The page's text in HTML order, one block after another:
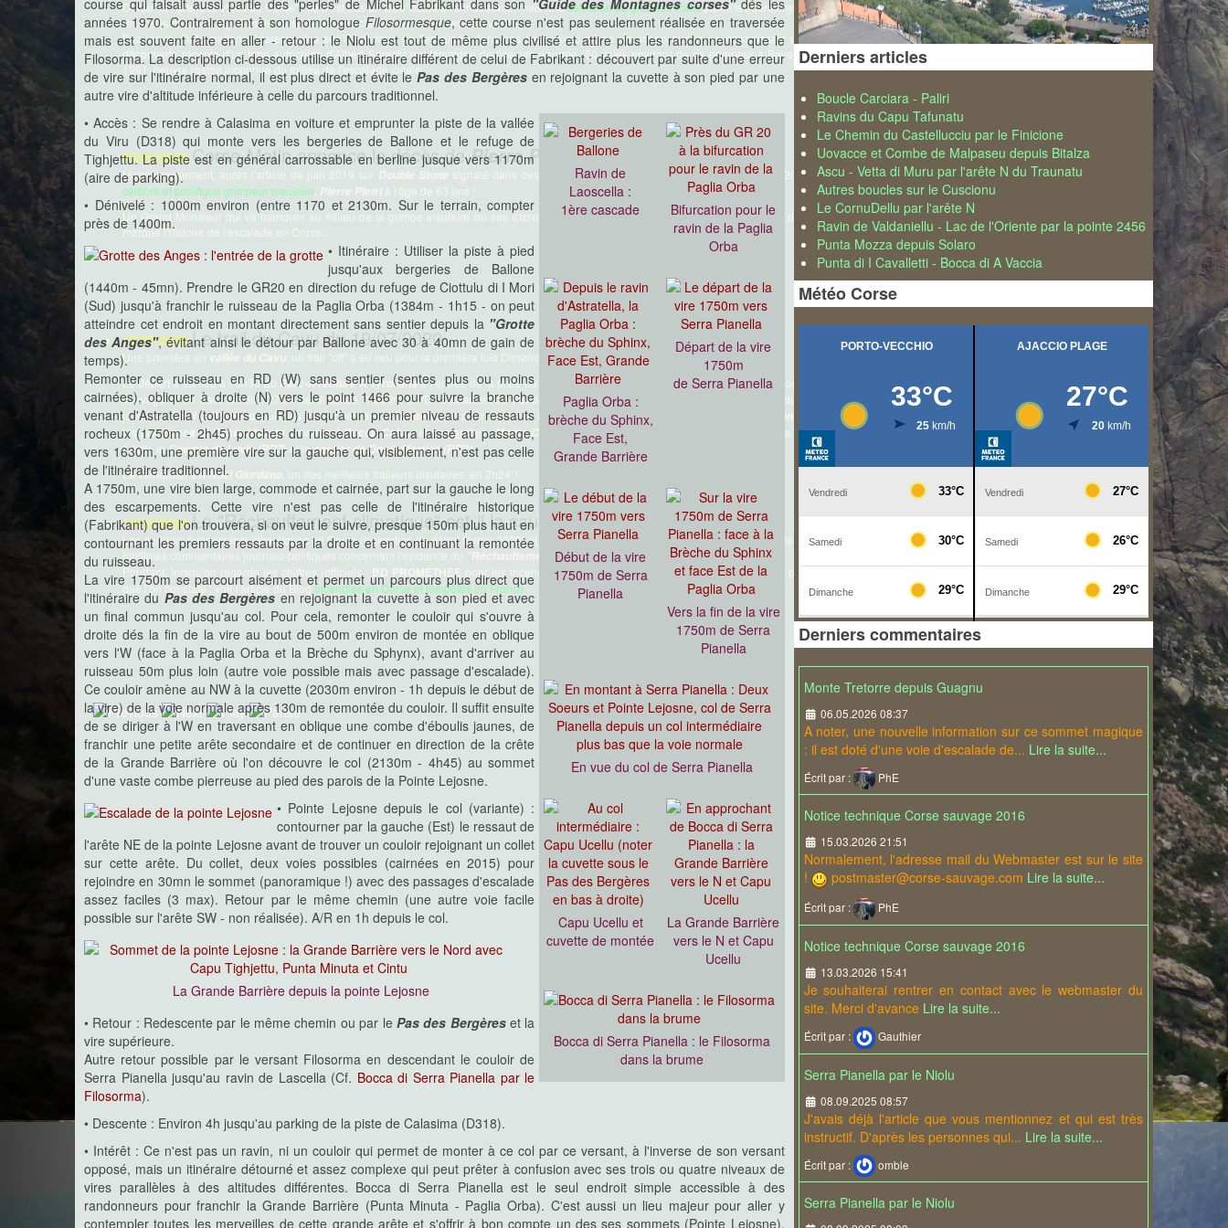
Corse" et "Grandes voies de Corse" : ce n'est pas un topo visant à l'exhaustivité, mais unesélection de grandes voiesparmi les centaines d'itinéraires
recensés dans les aiguilles du massif avec des classiques et des redécouvertes.
Beaucoup d'informations intéressantes sur l'historique de l'escalade dans ces lieux, avec même un scoop que je ne connaissais pas que cette
découverte récente d'un topo autrichien d'Albert Sprecht qui témoigne de l'oeuvre énorme (80 voies environ) de ce grimpeur à Bavella de 1986 à
1991, oeuvre restée inconnue du milieu de l'escalade locale.
05/09/2020Corse-Matin annonce le décès dePierre Pietri , alias "Double Stone"
Malheureusement, après l'article de juin 2019 sur Double Stone signalé dans ces news, Corse-Matin annonce ce 5 septembre 2020 le
décès du
célèbre et prolifique grimpeur insulaire Pierre Pietrià l'âge de 63 ans !
Un Grand Monsieur qui va manquer au milieu de la grimpe insulaire ou ses explorations, son inventivité et ses centaines de voies d'escalade ont
marqué l'histoire de l'escalade en Corse...
19/07/2020Le trail du Cavu du 19/07/2020
Une première en vallée du Cavu , un trail "off" a eu lieu pour la première fois Dimanche 19 juillet 2020 !
Le départ a eu lieu à 06h30 au Parc-Aventure A Tyrolianaà l'entrée de la piste du Cavu et a réuni une soixantaine de concurrents pour une boucle
sauvage et un tracé inédit : 27km de distance, 1.800m D+/D- démarrant auParc-Aventure A Tyroliana , longeant les deux rives du Cavu ( PR3)
jusqu'auPonti di Marionu, puis les deux rives de laSainte-Luciepour rejoindre lepont de Figa, remontant le
Chemin du Finicione RG (HR11)
jusqu'àBocca di Castedducciu, traversantBocca Calva(etson arche) -Monte Calva , puis redescendant au Parc-Aventure par les bergeries de
Luviu, leChemin de Luviu (PR7) et lesentier de Denis/Martine (PR2).
Le vainqueur estNoël Giordano , un des meilleurs traileurs insulaires, en 2h24' !
19/02/2020Le "Réchauffement climatique" est-il la cause de TOUT ?
Les derniers événements climatiques en Corse (incendies de début février 2020) et en France (tempête Ciara et autres) ont encore été l'occasion de
multiples commentaires journalo-politiques concernant l'évidence du "Réchauffement climatique"derrière tout cela...
Pourtant, lorsqu'on regarde les chiffres (officiels : BD PROMETHEE pour les incendies etMétéo Francepour les tempêtes, ce n'est pas du tout ce
que l'on constate : voir l'article du BlogIncendies en Corse et tempêtes en France
course qui faisait aussi partie des "perles" de Michel Fabrikant dans son"Guide des Montagnes corses"dés les
années 1970. Contrairement à son homologueFilosormesque, cette course n'est pas seulement réalisée en traversée
mais est souvent faite en aller - retour : le Niolu est tout de même plus civilisé et attire plus les randonneurs que le
Filosorma. La description ci-dessous utilise un itinéraire différent de celui de Fabrikant : découvert par suite d'une erreur
de vire sur l'itinéraire normal, il est plus direct et évite lePas des Bergèresen rejoignant la cuvette à son pied par une
autre vire d'altitude inférieure à celle du parcours traditionnel.
Ravin de
Laoscella :
1ère cascade
Bifurcation pour le
ravin de la Paglia
Orba
Paglia Orba :
brèche du Sphinx,
Face Est,
Grande Barrière
Départ de la vire
1750m
de Serra Pianella
Début de la vire
1750m de Serra
Pianella
Vers la fin de la vire
1750m de Serra
Pianella
En vue du col de Serra Pianella
Capu Ucellu et
cuvette de montée
La Grande Barrière
vers le N et Capu
Ucellu
Bocca di Serra Pianella : le Filosorma
dans la brume
• Accès : Se rendre à Calasima en voiture et emprunter la piste de la vallée
du Viru (D318) qui monte vers les bergeries de Ballone et le refuge de
Tighjettu. La piste est en général carrossable en berline jusque vers 1170m
(aire de parking).
• Dénivelé : 1000m environ (entre 1170 et 2130m. Sur le terrain, compter
près de 1400m.
• Itinéraire : Utiliser la piste à pied
jusqu'aux bergeries de Ballone
(1440m - 45mn). Prendre le GR20 en direction du refuge de Ciottulu di I Mori
(Sud) jusqu'à franchir le ruisseau de la Paglia Orba (1384m - 1h15 - on peut
atteindre cet endroit en montant directement sans sentier depuis la "Grotte
des Anges", évitant ainsi le détour par Ballone avec 30 à 40mn de gain de
temps).
Remonter ce ruisseau en RD (W) sans sentier (sentes plus ou moins
cairnées), obliquer à droite (N) vers le point 1466 pour suivre la branche
venant d'Astratella (toujours en RD) jusqu'à un premier niveau de ressauts
rocheux (1750m - 2h45) proches du ruisseau. On aura laissé au passage,
vers 1630m, une première vire sur la gauche qui, visiblement, n'est pas celle
de l'itinéraire traditionnel.
A 1750m, une vire bien large, commode et cairnée, part sur la gauche le long
des escarpements. Cette vire n'est pas celle de l'itinéraire historique
(Fabrikant) que l'on trouvera, si on veut le suivre, presque 150m plus haut en
contournant les premiers ressauts par la droite et en continuant la remontée
du ruisseau.
La vire 1750m se parcourt aisément et permet un parcours plus direct que
l'itinéraire du Pas des Bergèresen rejoignant la cuvette à son pied et avec
un final commun jusqu'au col. Pour cela, remonter le couloir qui s'ouvre à
droite dés la fin de la vire au bout de 500m environ de montée en oblique
vers l'W (face à la Paglia Orba et la Brèche du Sphynx), avant d'arriver au
ruisseau 50m plus loin (autre voie possible mais avec passage d'escalade).
Ce couloir amène au NW à la cuvette (2030m environ - 1h depuis le début de
la vire) de la voie normale après 130m de remontée du couloir. Il suffit ensuite
de se diriger à l'W en traversant en oblique une combe d'éboulis jaunes, de
franchir une petite arête secondaire et de continuer en direction de la crête
de la Grande Barrière où l'on découvre le col (2130m - 4h45) au sommet
d'une vaste combe pierreuse au pied des parois de la Pointe Lejosne.
• Pointe Lejosne depuis le col (variante) :
contourner par la gauche (Est) le ressaut de
l'arête NE de la pointe Lejosne avant de trouver un couloir rejoignant un collet
sur cette arête. Du collet, deux voies possibles (cairnées en 2015) pour
rejoindre en 30mn le sommet (panoramique !) avec des passages d'escalade
assez faciles (3 max). Retour par le même chemin (une autre voie facile
possible sur l'arête SW - non réalisée). A/R en 1h depuis le col.
La Grande Barrière depuis la pointe Lejosne
• Retour : Redescente par le même chemin ou par le Pas des Bergèreset la
vire supérieure.
Autre retour possible par le versant Filosorma en descendant le couloir de
Serra Pianella jusqu'au ravin de Lascella (Cf. Bocca di Serra Pianella par le
Filosorma).
• Descente : Environ 4h jusqu'au parking de la piste de Calasima (D318).
• Intérêt : Ce n'est pas un ravin, ni un couloir qui permet de monter à ce col par ce versant, à l'inverse de son versant
opposé, mais un itinéraire détourné et assez complexe qui peut prêter à confusion avec ses trois ou quatre niveaux de
vires parallèles à des altitudes différentes. Bocca di Serra Pianella est le seul endroit simple accessible à des
randonneurs pour franchir la Grande Barrière (Punta Minuta - Paglia Orba). C'est aussi un lieu majeur pour aller y
contempler toutes les merveilles de cette grande arête et s'offrir à bon compte un des ses sommets (Pointe Lejosne).
Derniers articles
Boucle Carciara - Paliri
Ravins du Capu Tafunatu
Le Chemin du Castellucciu par le Finicione
Uovacce et Combe de Malpaseu depuis Bitalza
Ascu - Vetta di Muru par l'arête N du Traunatu
Autres boucles sur le Cuscionu
Le CornuDellu par l'arête N
Ravin de Valdaniellu - Lac de l'Oriente par la pointe 2456
Punta Mozza depuis Solaro
Punta di I Cavalletti - Bocca di A Vaccia
Météo Corse
Derniers commentaires
Monte Tretorre depuis Guagnu
06.05.2026 08:37
A noter, une nouvelle information sur ce sommet magique
: il est doté d'une voie d'escalade de... Lire la suite...
Écrit par : PhE
Notice technique Corse sauvage 2016
15.03.2026 21:51
Normalement, l'adresse mail du Webmaster est sur le site
!
postmaster@corse-sauvage.com Lire la suite...
Écrit par : PhE
Notice technique Corse sauvage 2016
13.03.2026 15:41
Je souhaiterai rentrer en contact avec le webmaster du
site. Merci d'avance Lire la suite...
Écrit par : Gauthier
Serra Pianella par le Niolu
08.09.2025 08:57
J'avais déjà l'article que vous mentionnez et qui est très
instructif. D'après les personnes qui... Lire la suite...
Écrit par : omble
Serra Pianella par le Niolu